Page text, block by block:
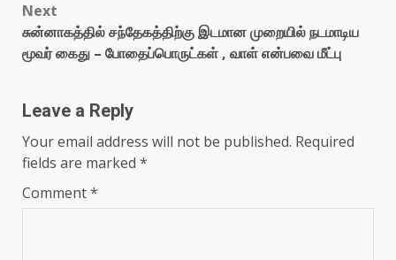
Next
சுன்னாகத்தில் சந்தேகத்திற்கு இடமான முறையில் நடமாடிய
மூவர் கைது – போதைப்பொருட்கள் , வாள் என்பவை மீட்பு
Leave a Reply
Your email address will not be published. Required
fields are marked *
Comment*